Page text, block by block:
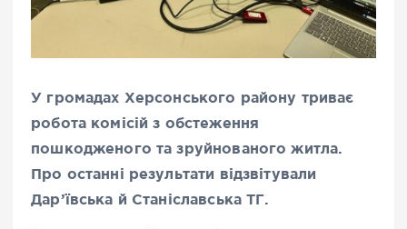
У громадах Херсонського району триває
робота комісій з обстеження
пошкодженого та зруйнованого житла.
Про останні результати відзвітували
Дар’ївська й Станіславська ТГ.